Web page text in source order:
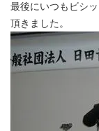
最後にいつもビシ
頂きました。